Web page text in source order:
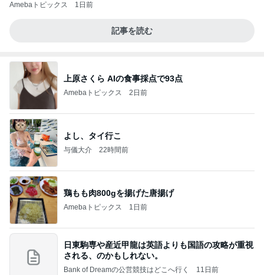
Amebaトピックス 1日前
記事を読む
上原さくら AIの食事採点で93点
Amebaトピックス 2日前
よし、タイ行こ
与儀大介 22時間前
鶏もも肉800gを揚げた唐揚げ
Amebaトピックス 1日前
日東駒専や産近甲龍は英語よりも国語の攻略が重視
される、のかもしれない。
Bank of Dreamの公営競技はどこへ行く 11日前